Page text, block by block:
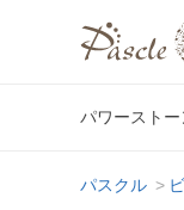
パワースト
パスクル